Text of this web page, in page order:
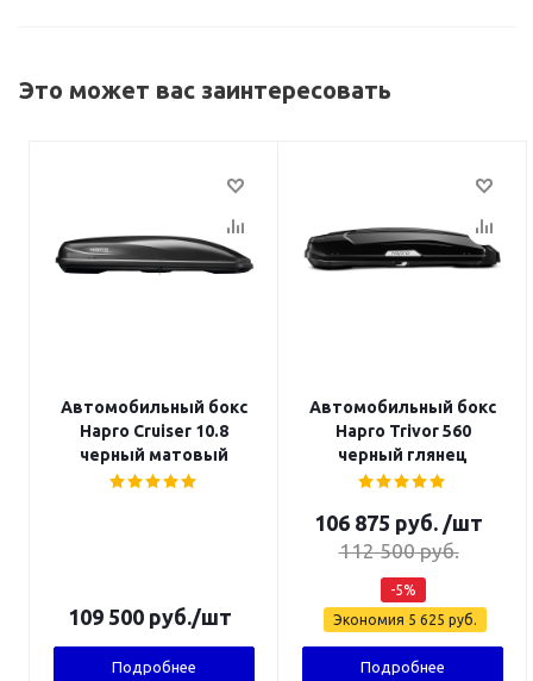
Это может вас заинтересовать
Автомобильный бокс
Hapro Cruiser 10.8
черный матовый
109 500 руб./шт
Подробнее
Автомобильный бокс
Hapro Trivor 560
черный глянец
106 875 руб. /шт
112 500руб.
-5%
Экономия 5 625 руб.
Подробнее